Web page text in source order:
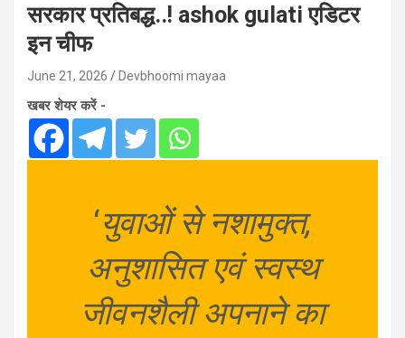
सरकार प्रतिबद्ध..! ashok gulati एडिटर
इन चीफ
June 21, 2026 Devbhoomi mayaa
खबर शेयर करें -
‘युवाओं से नशामुक्त,
अनुशासित एवं स्वस्थ
जीवनशैली अपनाने का